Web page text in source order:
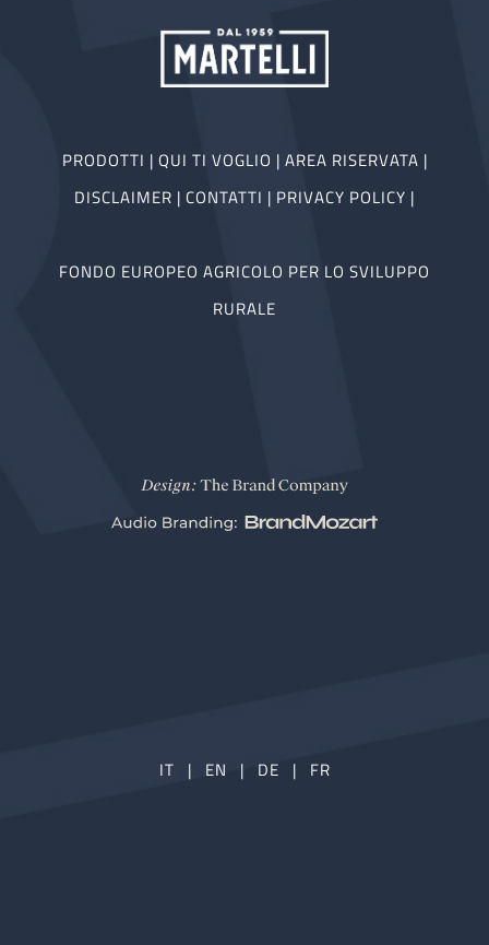
PRODOTTI | QUI TI VOGLIO | AREA RISERVATA |
DISCLAIMER | CONTATTI | PRIVACY POLICY |
FONDO EUROPEO AGRICOLO PER LO SVILUPPO
RURALE
IT | EN | DE | FR